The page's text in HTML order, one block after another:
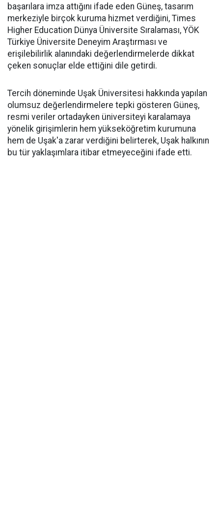
başarılara imza attığını ifade eden Güneş, tasarım
merkeziyle birçok kuruma hizmet verdiğini, Times
Higher Education Dünya Üniversite Sıralaması, YÖK
Türkiye Üniversite Deneyim Araştırması ve
erişilebilirlik alanındaki değerlendirmelerde dikkat
çeken sonuçlar elde ettiğini dile getirdi.
Tercih döneminde Uşak Üniversitesi hakkında yapılan
olumsuz değerlendirmelere tepki gösteren Güneş,
resmi veriler ortadayken üniversiteyi karalamaya
yönelik girişimlerin hem yükseköğretim kurumuna
hem de Uşak'a zarar verdiğini belirterek, Uşak halkının
bu tür yaklaşımlara itibar etmeyeceğini ifade etti.